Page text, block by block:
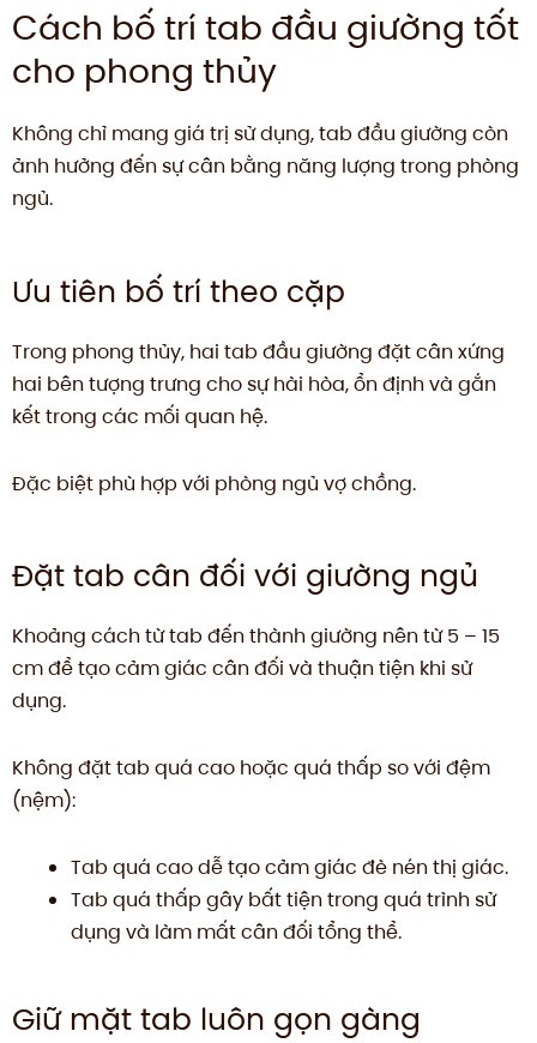
Cách bố trí tab đầu giường tốt
cho phong thủy
Không chỉ mang giá trị sử dụng, tab đầu giường còn
ảnh hưởng đến sự cân bằng năng lượng trong phòng
ngủ.
Ưu tiên bố trí theo cặp
Trong phong thủy, hai tab đầu giường đặt cân xứng
hai bên tượng trưng cho sự hài hòa, ổn định và gắn
kết trong các mối quan hệ.
Đặc biệt phù hợp với phòng ngủ vợ chồng.
Đặt tab cân đối với giường ngủ
Khoảng cách từ tab đến thành giường nên từ 5 – 15
cm để tạo cảm giác cân đối và thuận tiện khi sử
dụng.
Không đặt tab quá cao hoặc quá thấp so với đệm
(nệm):
Tab quá cao dễ tạo cảm giác đè nén thị giác.
Tab quá thấp gây bất tiện trong quá trình sử
dụng và làm mất cân đối tổng thể.
Giữ mặt tab luôn gọn gàng